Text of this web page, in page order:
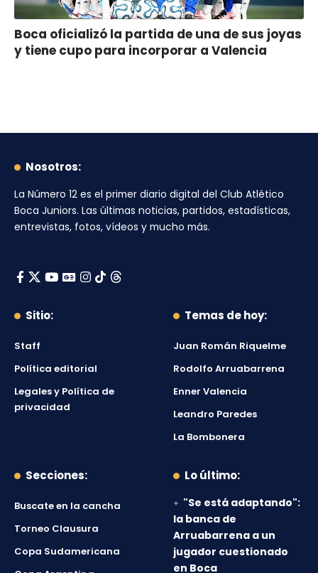
Boca oficializó la partida de una de sus joyas
y tiene cupo para incorporar a Valencia
Nosotros:
La Número 12 es el primer diario digital del Club Atlético
Boca Juniors. Las últimas noticias, partidos, estadísticas,
entrevistas, fotos, vídeos y mucho más.
Sitio:
Staff
Política editorial
Legales y Política de
privacidad
Temas de hoy:
Juan Román Riquelme
Rodolfo Arruabarrena
Enner Valencia
Leandro Paredes
La Bombonera
Secciones:
Buscate en la cancha
Torneo Clausura
Copa Sudamericana
Lo último:
"Se está adaptando":
la banca de
Arruabarrena a un
jugador cuestionado
en Boca